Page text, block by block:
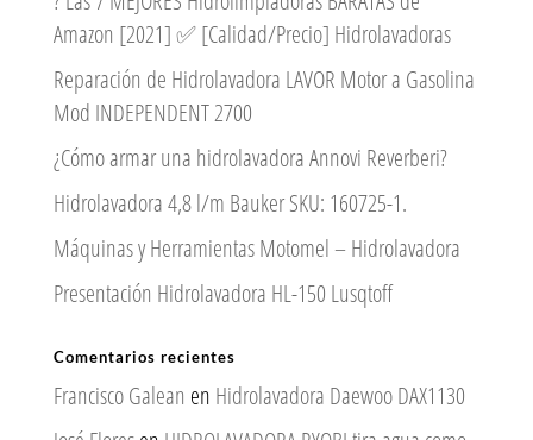
Amazon [2021] ✅ [Calidad/Precio] Hidrolavadoras
Reparación de Hidrolavadora LAVOR Motor a Gasolina
Mod INDEPENDENT 2700
¿Cómo armar una hidrolavadora Annovi Reverberi?
Hidrolavadora 4,8 l/m Bauker SKU: 160725-1.
Máquinas y Herramientas Motomel – Hidrolavadora
Presentación Hidrolavadora HL-150 Lusqtoff
Comentarios recientes
Francisco Galean en Hidrolavadora Daewoo DAX1130